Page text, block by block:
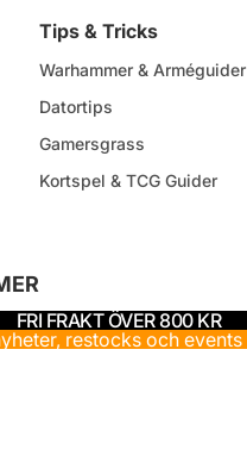
Tips & Tricks
Warhammer & Arméguider
Datortips
Gamersgrass
Kortspel & TCG Guider
FRI FRAKT ÖVER 800 KR
restocks och events